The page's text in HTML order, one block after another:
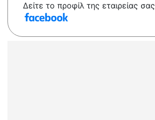
Δείτε το προφίλ της εταιρείας σας